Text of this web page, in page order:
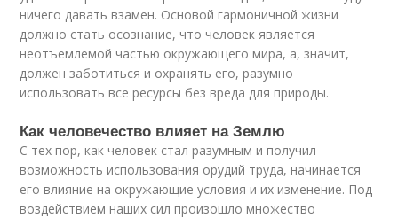
ничего давать взамен. Основой гармоничной жизни
должно стать осознание, что человек является
неотъемлемой частью окружающего мира, а, значит,
должен заботиться и охранять его, разумно
использовать все ресурсы без вреда для природы.
Как человечество влияет на Землю
С тех пор, как человек стал разумным и получил
возможность использования орудий труда, начинается
его влияние на окружающие условия и их изменение. Под
воздействием наших сил произошло множество